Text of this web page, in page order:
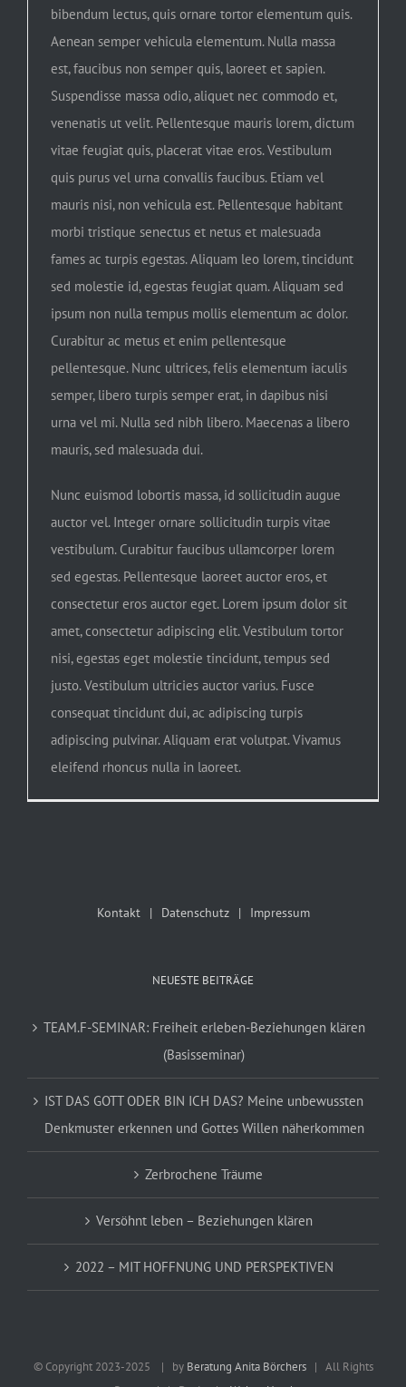
bibendum lectus, quis ornare tortor elementum quis.
Aenean semper vehicula elementum. Nulla massa
est, faucibus non semper quis, laoreet et sapien.
Suspendisse massa odio, aliquet nec commodo et,
venenatis ut velit. Pellentesque mauris lorem, dictum
vitae feugiat quis, placerat vitae eros. Vestibulum
quis purus vel urna convallis faucibus. Etiam vel
mauris nisi, non vehicula est. Pellentesque habitant
morbi tristique senectus et netus et malesuada
fames ac turpis egestas. Aliquam leo lorem, tincidunt
sed molestie id, egestas feugiat quam. Aliquam sed
ipsum non nulla tempus mollis elementum ac dolor.
Curabitur ac metus et enim pellentesque
pellentesque. Nunc ultrices, felis elementum iaculis
semper, libero turpis semper erat, in dapibus nisi
urna vel mi. Nulla sed nibh libero. Maecenas a libero
mauris, sed malesuada dui.
Nunc euismod lobortis massa, id sollicitudin augue
auctor vel. Integer ornare sollicitudin turpis vitae
vestibulum. Curabitur faucibus ullamcorper lorem
sed egestas. Pellentesque laoreet auctor eros, et
consectetur eros auctor eget. Lorem ipsum dolor sit
amet, consectetur adipiscing elit. Vestibulum tortor
nisi, egestas eget molestie tincidunt, tempus sed
justo. Vestibulum ultricies auctor varius. Fusce
consequat tincidunt dui, ac adipiscing turpis
adipiscing pulvinar. Aliquam erat volutpat. Vivamus
eleifend rhoncus nulla in laoreet.
Kontakt Datenschutz Impressum
NEUESTE BEITRÄGE
TEAM.F-SEMINAR: Freiheit erleben-Beziehungen klären
(Basisseminar)
IST DAS GOTT ODER BIN ICH DAS? Meine unbewussten
Denkmuster erkennen und Gottes Willen näherkommen
Zerbrochene Träume
Versöhnt leben – Beziehungen klären
2022 – MIT HOFFNUNG UND PERSPEKTIVEN
© Copyright 2023-2025 | by Beratung Anita Börchers| All Rights